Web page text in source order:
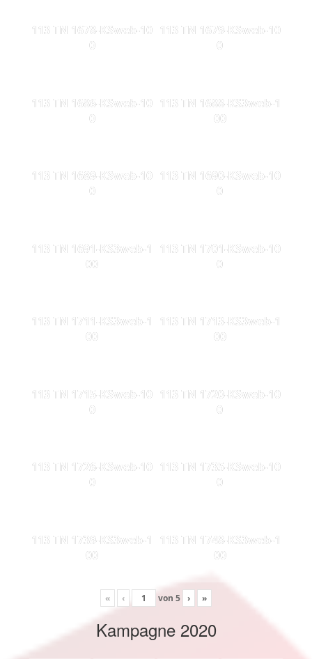
113 TN 1678-KSweb-10
0
113 TN 1679-KSweb-10
0
113 TN 1686-KSweb-10
0
113 TN 1688-KS3web-1
00
113 TN 1689-KSweb-10
0
113 TN 1690-KSweb-10
0
113 TN 1691-KS3web-1
00
113 TN 1701-KSweb-10
0
113 TN 1711-KS3web-1
00
113 TN 1713-KS3web-1
00
113 TN 1715-KSweb-10
0
113 TN 1720-KSweb-10
0
113 TN 1726-KSweb-10
0
113 TN 1735-KSweb-10
0
113 TN 1739-KS3web-1
00
113 TN 1748-KS3web-1
00
« ‹ von 5 › »
Kampagne 2020